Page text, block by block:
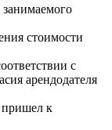
стоимости
с
арендодателя
пришел к